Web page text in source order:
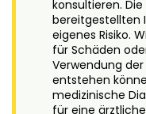
konsultieren.
bereitgestellten
eigenes Risiko.
für Schäden
Verwendung
entstehen
medizinische
für eine